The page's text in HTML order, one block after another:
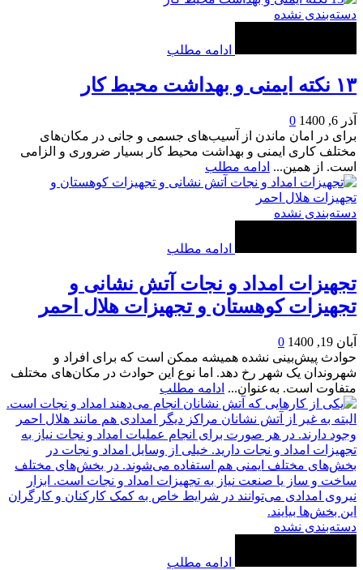
دسته‌بندی نشده
ادامه مطلب
۱۳ نکته ایمنی و بهداشت محیط کار
آذر 6, 1400
0
برای در امان ماندن از آسیب‌های جسمی و جانی در مکان‌های
مختلف کاری ایمنی و بهداشت محیط کار بسیار ضروری و الزامی
است. از همین... ادامه مطلب
دسته‌بندی نشده
ادامه مطلب
تجهیزات امداد و نجات آتش نشانی و
تجهیزات کوهستان و تجهیزات هلال احمر
آبان 19, 1400
0
حوادث پیش‌بینی نشده همیشه ممکن است که برای افراد و
شهروندان یک شهر رخ دهد. اما نوع این حوادث در مکان‌های مختلف
متفاوت است. به‌عنوان... ادامه مطلب
دسته‌بندی نشده
ادامه مطلب